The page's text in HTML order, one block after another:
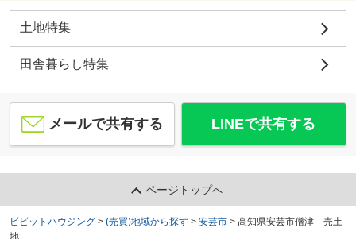
土地特集
田舎暮らし特集
メールで共有する LINEで共有する
ページトップへ
ビビットハウジング > (売買)地域から探す > 安芸市 > 高知県安芸市僧津 売土
地